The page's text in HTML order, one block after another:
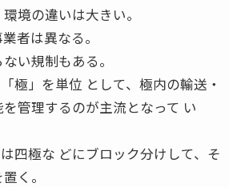
境の違いは大きい。
者は異なる。
い規制もある。
極」を単位 として、極内の輸送・
管理するのが主流となって い
四極な どにブロック分けして、そ
く。